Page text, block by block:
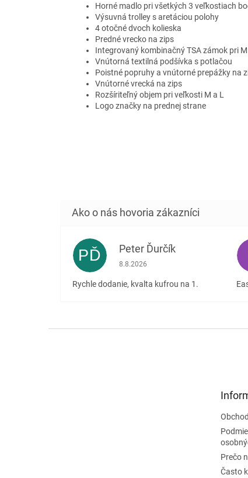
Horné madlo pri všetkých 3 veľkostiach
Výsuvná trolley s aretáciou polohy
4 otočné dvoch kolieska
Predné vrecko na zips
Integrovaný kombinačný TSA zámok pri
Vnútorná textilná podšívka s potlačou
Poistné popruhy a vnútorné prepážky na
Vnútorné vrecká na zips
Rozšíriteľný objem pri veľkosti M a L
Logo značky na prednej strane
PĎ Peter Ďurčík
Hodnotenie obchodu je 5 z 5
8.8.2026
Rychle dodanie, kvalta kufrou na 1.
Prečo
Často